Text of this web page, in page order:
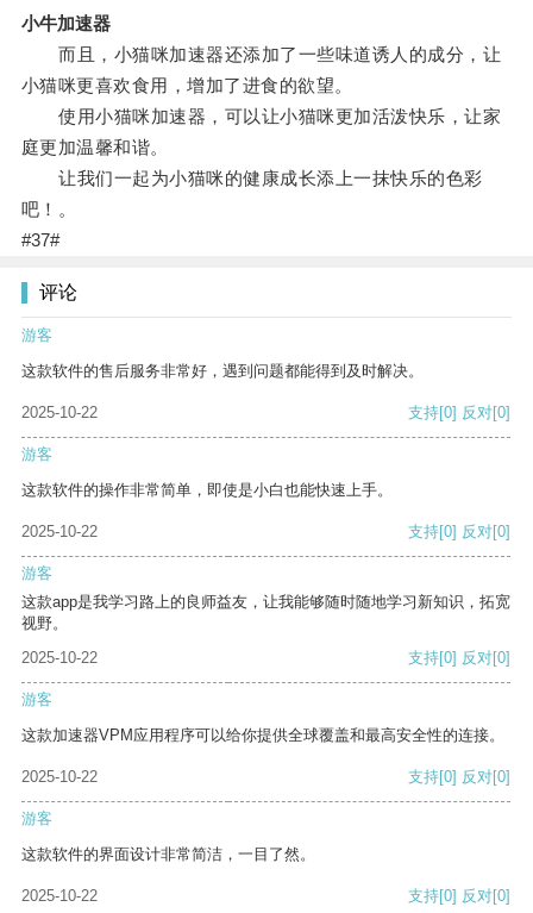
小牛加速器
而且，小猫咪加速器还添加了一些味道诱人的成分，让
小猫咪更喜欢食用，增加了进食的欲望。
使用小猫咪加速器，可以让小猫咪更加活泼快乐，让家
庭更加温馨和谐。
让我们一起为小猫咪的健康成长添上一抹快乐的色彩
吧！。
#37#
评论
游客
这款软件的售后服务非常好，遇到问题都能得到及时解决。
2025-10-22 支持[0] 反对[0]
游客
这款软件的操作非常简单，即使是小白也能快速上手。
2025-10-22 支持[0] 反对[0]
游客
这款app是我学习路上的良师益友，让我能够随时随地学习新知识，拓宽
视野。
2025-10-22
支持[0] 反对[0]
游客
这款加速器VPM应用程序可以给你提供全球覆盖和最高安全性的连接。
2025-10-22 支持[0] 反对[0]
游客
这款软件的界面设计非常简洁，一目了然。
2025-10-22 支持[0] 反对[0]